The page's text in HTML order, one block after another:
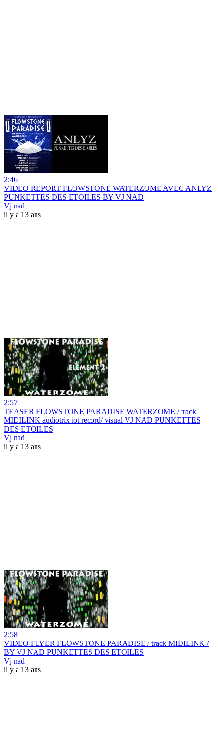
2:46
VIDEO REPORT FLOWSTONE WATERZOME AVEC ANLYZ
PUNKETTES DES ETOILES BY VJ NAD
Vj nad
il y a 13 ans
2:57
TEASER FLOWSTONE PARADISE WATERZOME / track
MIDILINK audiotrix iot record/ visual VJ NAD PUNKETTES
DES ETOILES
Vj nad
il y a 13 ans
2:58
VIDEO FLYER FLOWSTONE PARADISE / track MIDILINK /
BY VJ NAD PUNKETTES DES ETOILES
Vj nad
il y a 13 ans